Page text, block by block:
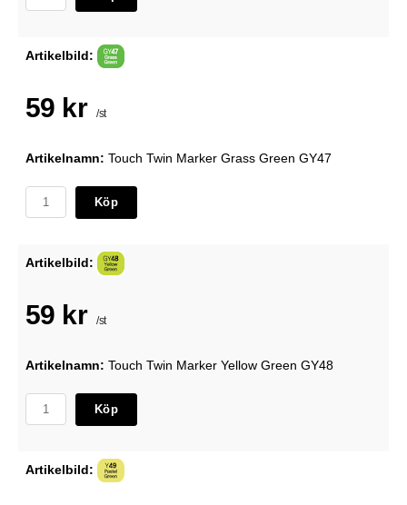
Artikelbild:
59 kr /st
Artikelnamn: Touch Twin Marker Grass Green GY47
Köp
Artikelbild:
59 kr /st
Artikelnamn: Touch Twin Marker Yellow Green GY48
Köp
Artikelbild: